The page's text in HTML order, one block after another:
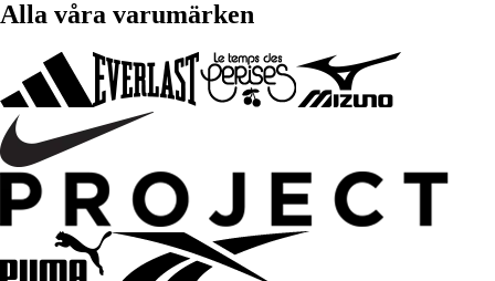
Alla våra varumärken